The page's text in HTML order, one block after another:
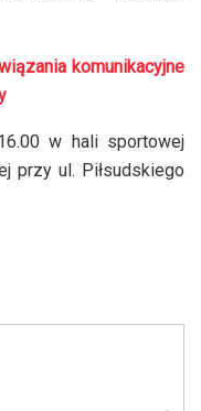
komunikacyjne
w hali sportowej
przy ul. Piłsudskiego